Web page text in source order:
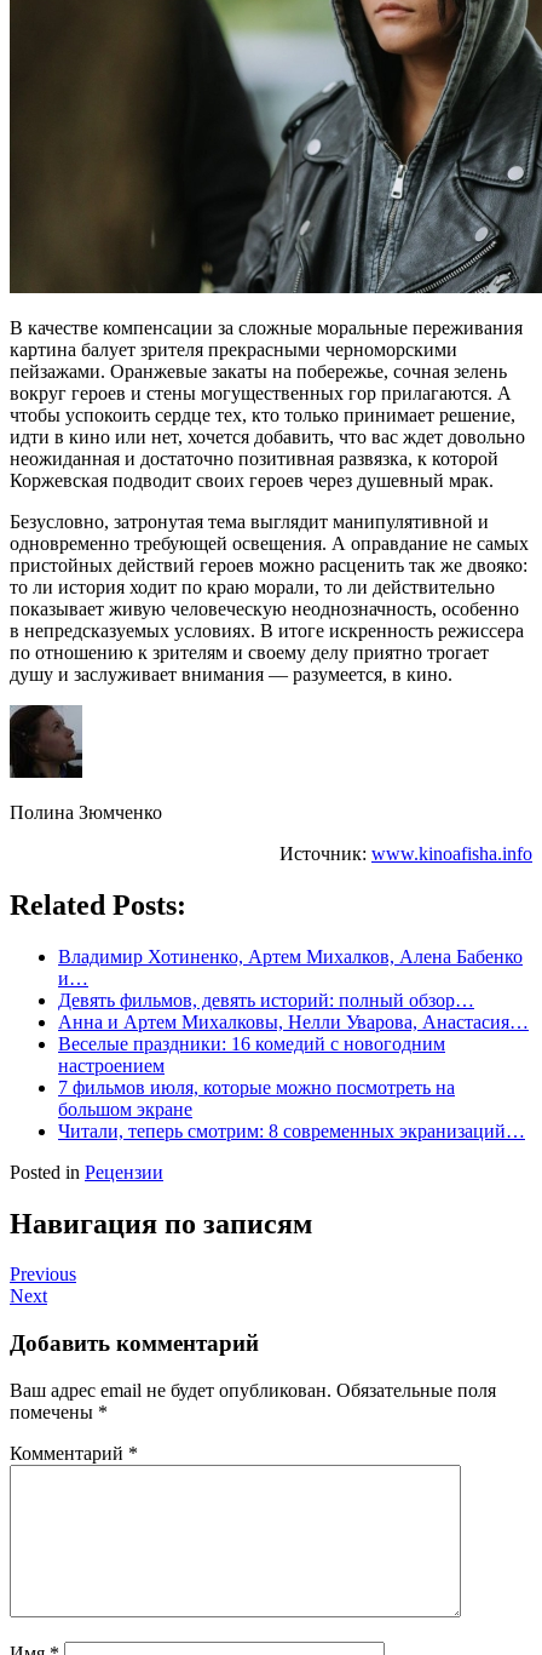
В качестве компенсации за сложные моральные переживания
картина балует зрителя прекрасными черноморскими
пейзажами. Оранжевые закаты на побережье, сочная зелень
вокруг героев и стены могущественных гор прилагаются. А
чтобы успокоить сердце тех, кто только принимает решение,
идти в кино или нет, хочется добавить, что вас ждет довольно
неожиданная и достаточно позитивная развязка, к которой
Коржевская подводит своих героев через душевный мрак.
Безусловно, затронутая тема выглядит манипулятивной и
одновременно требующей освещения. А оправдание не самых
пристойных действий героев можно расценить так же двояко:
то ли история ходит по краю морали, то ли действительно
показывает живую человеческую неоднозначность, особенно
в непредсказуемых условиях. В итоге искренность режиссера
по отношению к зрителям и своему делу приятно трогает
душу и заслуживает внимания — разумеется, в кино.
Полина Зюмченко
Источник: www.kinoafisha.info
Related Posts:
Владимир Хотиненко, Артем Михалков, Алена Бабенко
и…
Девять фильмов, девять историй: полный обзор…
Анна и Артем Михалковы, Нелли Уварова, Анастасия…
Веселые праздники: 16 комедий с новогодним
настроением
7 фильмов июля, которые можно посмотреть на
большом экране
Читали, теперь смотрим: 8 современных экранизаций…
Posted in Рецензии
Навигация по записям
Previous
Next
Добавить комментарий
Ваш адрес email не будет опубликован. Обязательные поля
помечены *
Комментарий *